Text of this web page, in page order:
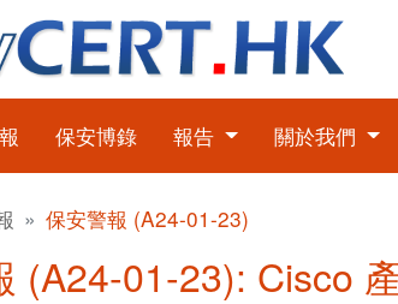
保安博錄 報告 關於我們
保安警報 (A24-01-23)
(A24-01-23): Cisco